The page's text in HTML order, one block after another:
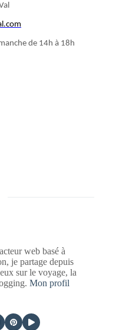
de 14h à 18h
web basé à
je partage depuis
sur le voyage, la
Mon profil